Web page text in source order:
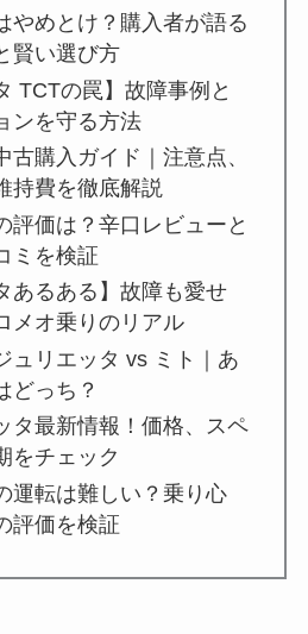
やめとけ？購入者が語る
賢い選び方
TCTの罠】故障事例と
ンを守る方法
古購入ガイド｜注意点、
持費を徹底解説
評価は？辛口レビューと
ミを検証
あるある】故障も愛せ
メオ乗りのリアル
ュリエッタ vs ミト｜あ
どっち？
タ最新情報！価格、スペ
をチェック
運転は難しい？乗り心
評価を検証